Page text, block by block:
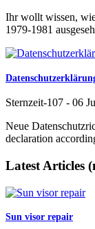
Ihr wollt wissen,
1979-1981
Sternzeit-107 - 06
Neue
declaration
Latest Articles
Sun visor repair